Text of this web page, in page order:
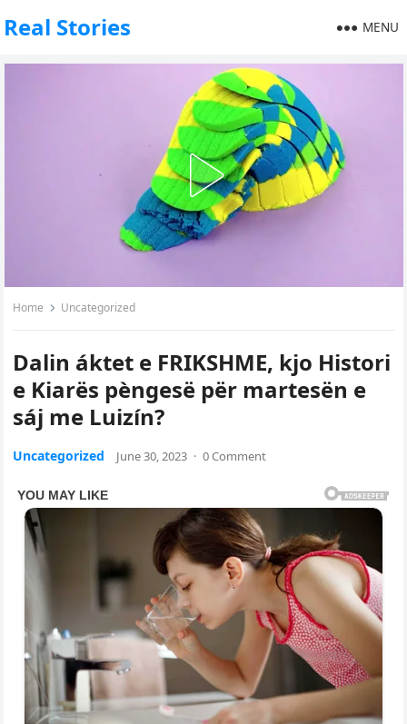
Real Stories MENU
Home Uncategorized
Dalin áktet e FRIKSHME, kjo Histori
e Kiarës pèngesë për martesën e
sáj me Luizín?
Uncategorized June 30, 2023 · 0 Comment